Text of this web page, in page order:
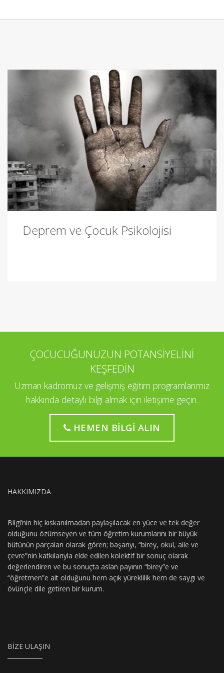
Deprem ve Çocuk Psikolojisi
ÇOCUCUĞUNUZUN POTANSİYELİNİ
KEŞFEDİN
Uzman kadromuz ve gelişmiş eğitim programlarımız
hakkında detaylı bilgi almak için iletişime geçin.
HEMEN BILGI ALIN
HAKKIMIZDA
Bilgi’nin hiç kıskanılmadan paylaşılacak en yüce ve tek değer
olduğunu özümseyen ve tüm öğretim kurumlarını bir büyük
bütünün parçaları olarak gören; başarıyı, “birey, okul, aile ve
çevre”nin katkılarıyla elde edilen kolektif bir sonuç olarak
değerlendiren ve bu sonuçta aslan payının “birey”e ve
“öğretmen”e ait olduğunu hem açık yüreklilik hem de saygı ve
övünçle dile getiren bir kurum.
BIZE ULAŞIN